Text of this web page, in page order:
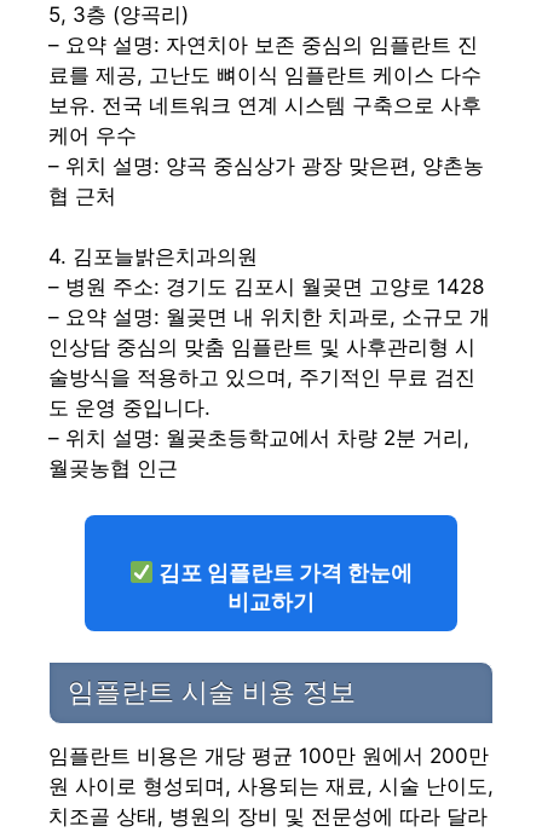
5, 3층 (양곡리)
– 요약 설명: 자연치아 보존 중심의 임플란트 진
료를 제공, 고난도 뼈이식 임플란트 케이스 다수
보유. 전국 네트워크 연계 시스템 구축으로 사후
케어 우수
– 위치 설명: 양곡 중심상가 광장 맞은편, 양촌농
협 근처
4. 김포늘밝은치과의원
– 병원 주소: 경기도 김포시 월곶면 고양로 1428
– 요약 설명: 월곶면 내 위치한 치과로, 소규모 개
인상담 중심의 맞춤 임플란트 및 사후관리형 시
술방식을 적용하고 있으며, 주기적인 무료 검진
도 운영 중입니다.
– 위치 설명: 월곶초등학교에서 차량 2분 거리,
월곶농협 인근
김포 임플란트 가격 한눈에
비교하기
임플란트 시술 비용 정보
임플란트 비용은 개당 평균 100만 원에서 200만
원 사이로 형성되며, 사용되는 재료, 시술 난이도,
치조골 상태, 병원의 장비 및 전문성에 따라 달라